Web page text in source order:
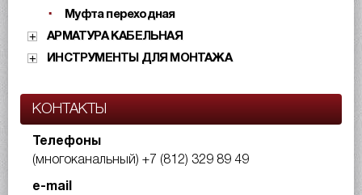
Муфта переходная
АРМАТУРА КАБЕЛЬНАЯ
ИНСТРУМЕНТЫ ДЛЯ МОНТАЖА
КОНТАКТЫ
Телефоны
(многоканальный) +7 (812) 329 89 49
e-mail